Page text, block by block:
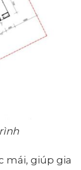
mái, giúp gia